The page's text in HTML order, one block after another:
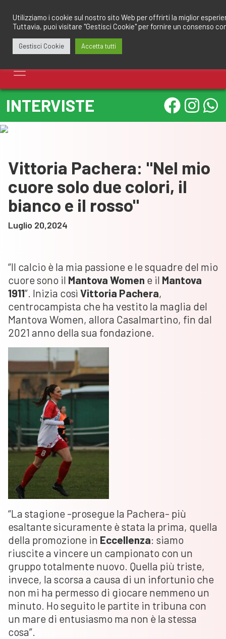
contenuto
INTERVISTE
Vittoria Pachera: "Nel mio
cuore solo due colori, il
bianco e il rosso"
Luglio 20,2024
“Il calcio è la mia passione e le squadre del mio
cuore sono il Mantova Women e il Mantova
1911”. Inizia così Vittoria Pachera,
centrocampista che ha vestito la maglia del
Mantova Women, allora Casalmartino, fin dal
2021 anno della sua fondazione.
“La stagione -prosegue la Pachera- più
esaltante sicuramente è stata la prima, quella
della promozione in Eccellenza: siamo
riuscite a vincere un campionato con un
gruppo totalmente nuovo. Quella più triste,
invece, la scorsa a causa di un infortunio che
non mi ha permesso di giocare nemmeno un
minuto. Ho seguito le partite in tribuna con
un mare di entusiasmo ma non è la stessa
cosa”.
Utilizziamo i cookie sul nostro sito Web per offrirti la miglior
Tuttavia, puoi visitare "Gestisci Cookie" per fornire un consenso
Gestisci Cookie Accetta tutti